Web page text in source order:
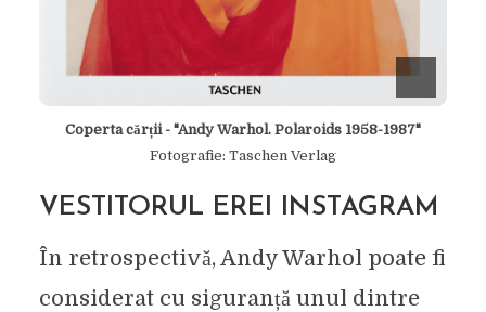
Coperta cărții - "Andy Warhol. Polaroids 1958-1987"
Fotografie: Taschen Verlag
VESTITORUL EREI INSTAGRAM
În retrospectivă, Andy Warhol poate fi
considerat cu siguranță unul dintre